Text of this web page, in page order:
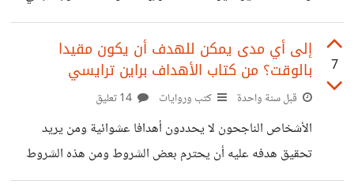
لشخص يتفهمني ويجد لي حلا أو على الأقل يساهم في تطوير
أفكاري، فالمشكلة لا تمكن في غياب الحلول، ولكن في ضيق
الزاوية التي أنظر من خلالها، فأحيانا العقل الواحد لا يتمكن من
التقاط أبعاد أخرى بخلاف ما يرى، ولكن هناك من يرى العكس
ويفضل أن يجد الحلول بنفسه ويخوض التجارب بنفسه ويتحمل
مسؤولية قراراته لوحده كي يثبت استقلاليته وتحكمه في زمام
7
إلى أي مدى يمكن للهدف أن يكون مقيدا
بالوقت؟ من كتاب الأهداف براين ترايسي
قبل سنة واحدة كتب وروايات
الأشخاص الناجحون لا يحددون أهدافا عشوائية ومن يريد
تحقيق هدفه عليه أن يحترم بعض الشروط ومن هذه الشروط
التي يجب أن تتوفر في الهدف هي الوقت، أي يجب تقييد الهدف